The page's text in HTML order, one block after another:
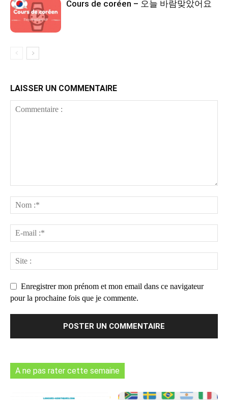
Cours de coréen – 오늘 바람맞았어요
LAISSER UN COMMENTAIRE
Enregistrer mon prénom et mon email dans ce navigateur
pour la prochaine fois que je commente.
A ne pas rater cette semaine